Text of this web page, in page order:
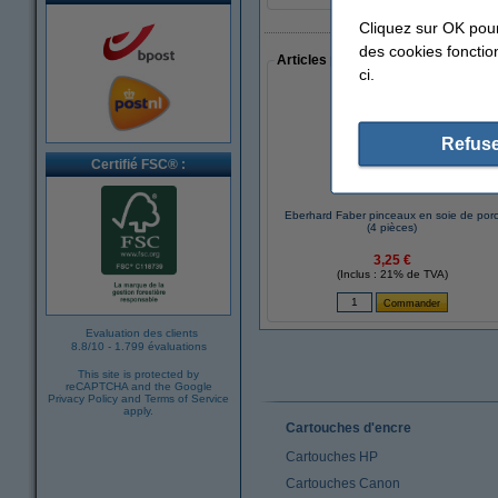
Certifié FSC® :
Evaluation des clients
8.8/10 - 1.799 évaluations
This site is protected by
reCAPTCHA and the Google
Privacy Policy and Terms of Service
apply.
Articles populaires auprès des
Eberhard Faber pinceaux en soie de porc
(4 pièces)
3,25 €
(Inclus : 21% de TVA)
Cartouches d'encre
Cartouches HP
Cartouches Canon
Cliquez sur OK
des cookies
ci.